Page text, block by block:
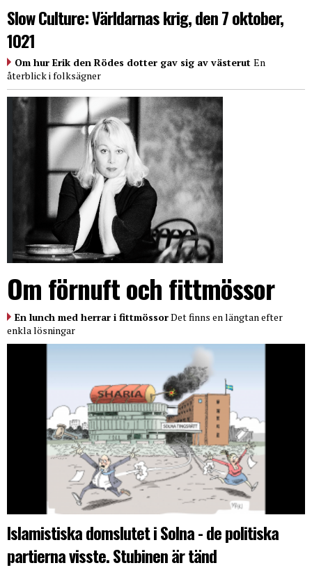
Slow Culture: Världarnas krig, den 7 oktober,
1021
Om hur Erik den Rödes dotter gav sig av västerut En
återblick i folksägner
Om förnuft och fittmössor
En lunch med herrar i fittmössorDet finns en längtan efter
enkla lösningar
Islamistiska domslutet i Solna - de politiska
partierna visste. Stubinen är tänd